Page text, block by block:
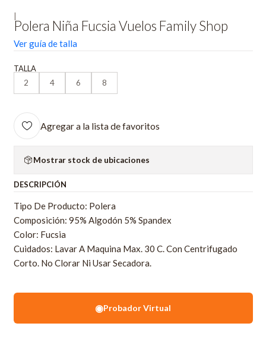
Polera Niña Fucsia Vuelos Family Shop
Ver guía de talla
TALLA
2
4 6 8
Agregar a la lista de favoritos
Mostrar stock de ubicaciones
DESCRIPCIÓN
Tipo De Producto: Polera
Composición: 95% Algodón 5% Spandex
Color: Fucsia
Cuidados: Lavar A Maquina Max. 30 C. Con Centrifugado
Corto. No Clorar Ni Usar Secadora.
◉Probador Virtual